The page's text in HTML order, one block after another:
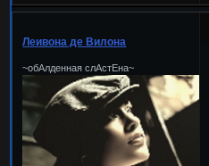
Леивона де Вилона
~обАлденная слАстЕна~